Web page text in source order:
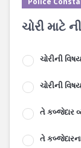
ચોરી માટે
ચોરીની
ચોરીની
તે કબ્જેદાર
તે